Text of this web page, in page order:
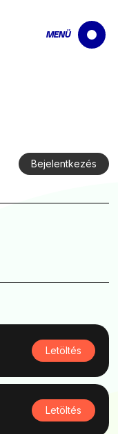
MENÜ
Bejelentkezés
Letöltés
Letöltés